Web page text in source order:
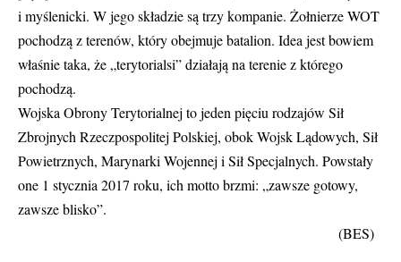
i myślenicki. W jego składzie są trzy kompanie. Żołnierze WOT
pochodzą z terenów, który obejmuje batalion. Idea jest bowiem
właśnie taka, że „terytorialsi” działają na terenie z którego
pochodzą.
Wojska Obrony Terytorialnej to jeden pięciu rodzajów Sił
Zbrojnych Rzeczpospolitej Polskiej, obok Wojsk Lądowych, Sił
Powietrznych, Marynarki Wojennej i Sił Specjalnych. Powstały
one 1 stycznia 2017 roku, ich motto brzmi: „zawsze gotowy,
zawsze blisko”.
(BES)